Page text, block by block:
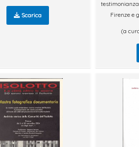
Scarica
Firenze e
(a